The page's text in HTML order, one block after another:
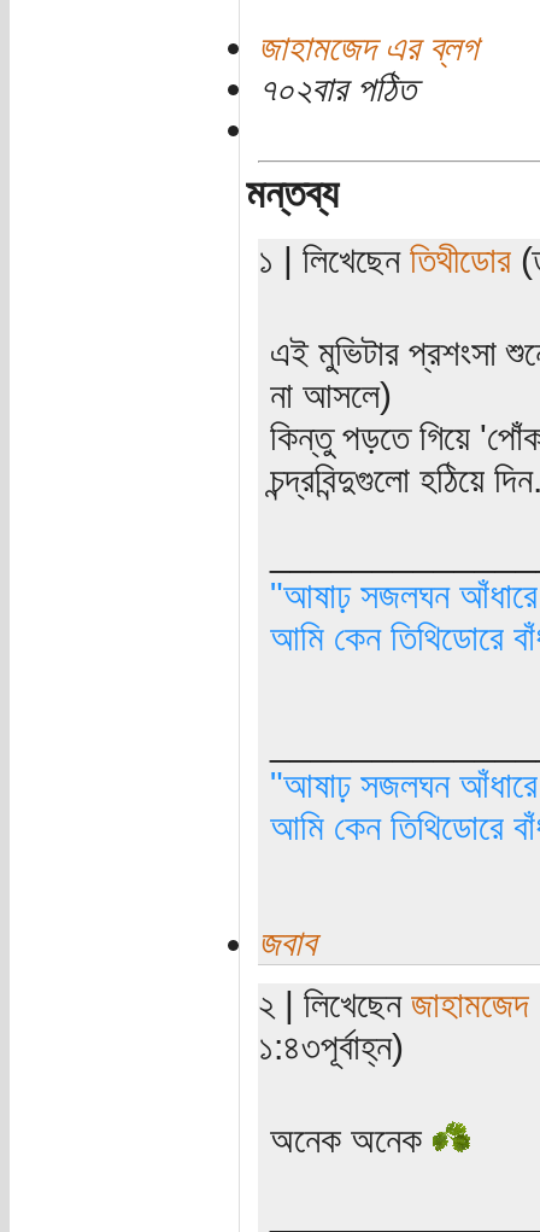
জাহামজেদ এর ব্লগ
৭০২বার পঠিত
মন্তব্য
১ | লিখেছেন তিথীডোর
এই মুভিটার প্রশংসা
না আসলে)
কিন্তু পড়তে গিয়ে
চন্দ্রবিন্দুগুলো হঠিয়ে
"আষাঢ় সজলঘন আঁধারে,
আমি কেন তিথিডোরে
"আষাঢ় সজলঘন আঁধারে,
আমি কেন তিথিডোরে
জবাব
২ | লিখেছেন জাহামজেদ
১:৪৩পূর্বাহ্ন)
অনেক অনেক